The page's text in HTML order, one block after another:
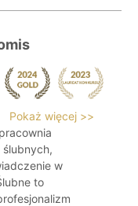
Pokaż więcej >>
ślubnych,
w
to